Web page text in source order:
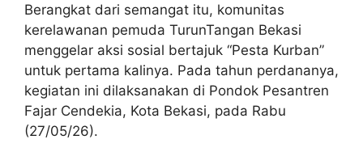
Berangkat dari semangat itu, komunitas
kerelawanan pemuda TurunTangan Bekasi
menggelar aksi sosial bertajuk “Pesta Kurban”
untuk pertama kalinya. Pada tahun perdananya,
kegiatan ini dilaksanakan di Pondok Pesantren
Fajar Cendekia, Kota Bekasi, pada Rabu
(27/05/26).